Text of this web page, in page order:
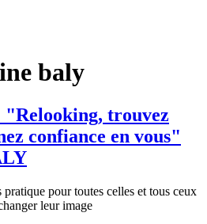
baly
trouvez
confiance en vous"
pour toutes celles et tous ceux
leur image